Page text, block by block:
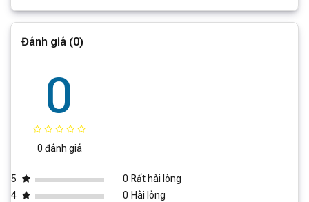
Kích thước tiêu chuẩn – Không gian tối ưu
Dung tích sấy định mức
7 kg + 0.2 kg
Đánh giá (0)
0
0 đánh giá
5 0 Rất hài lòng
4
0 Hài lòng